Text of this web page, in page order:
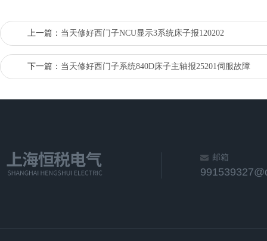
上一篇： 当天修好西门子NCU显示3系统床子报120202
下一篇： 当天修好西门子系统840D床子主轴报25201伺服故障
邮箱